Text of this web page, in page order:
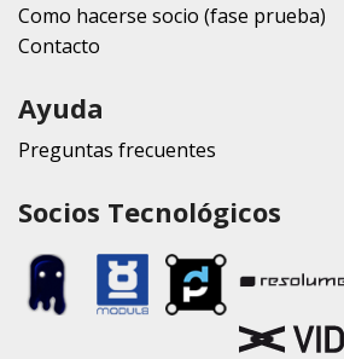
Como hacerse socio (fase prueba)
Contacto
Ayuda
Preguntas frecuentes
Socios Tecnológicos